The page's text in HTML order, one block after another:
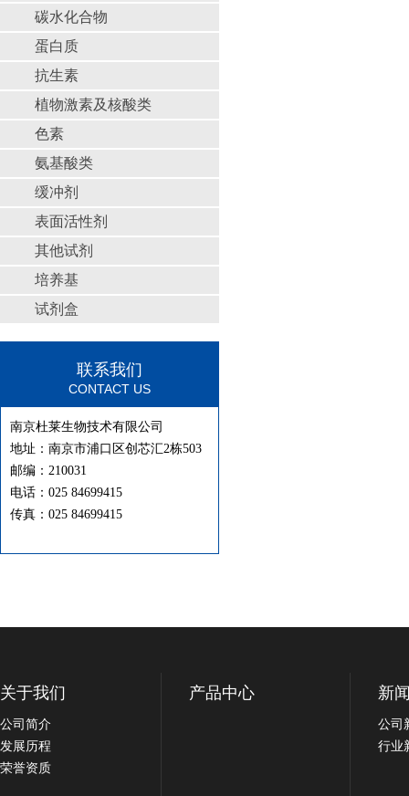
碳水化合物
蛋白质
抗生素
植物激素及核酸类
色素
氨基酸类
缓冲剂
表面活性剂
其他试剂
培养基
试剂盒
联系我们
CONTACT US
南京杜莱生物技术有限公司
地址：南京市浦口区创芯汇2栋503
邮编：210031
电话：025 84699415
传真：025 84699415
关于我们
公司简介
发展历程
荣誉资质
产品中心 新
公司
行业